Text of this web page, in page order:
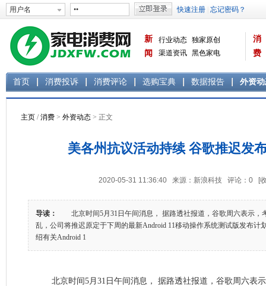
新
闻
行业动态 独家原创
渠道资讯 黑色家电
消
费
首页 消费投诉 消费评论 选购宝典 数据报告 外资
主页 /消费 > 外资动态 > 正文
美各州抗议活动持续 谷歌推迟发
2020-05-31 11:36:40 来源：新浪科技 评论： 0 [
导读：
北京时间5月31日午间消息， 据路透社报道，谷歌周六表示，
乱，公司将推迟原定于下周的最新Android 11移动操作系统测试版发
绍有关Android 1
北京时间5月31日午间消息， 据路透社报道，谷歌周六表